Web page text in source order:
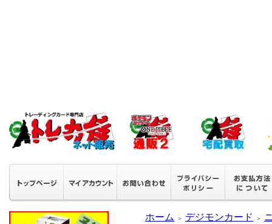
ホーム ＞ デジモンカード ＞